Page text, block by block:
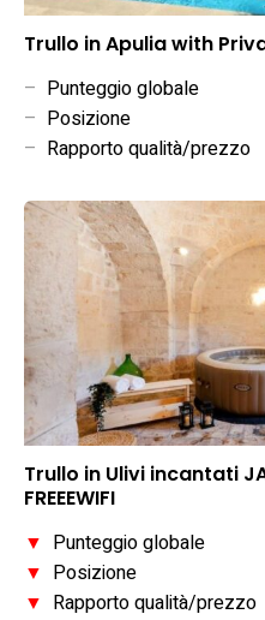
Trullo in Apulia with
– Punteggio globale
– Posizione
– Rapporto qualità/prezzo
Trullo in Ulivi incantati
FREEEWIFI
▼ Punteggio globale
▼ Posizione
▼ Rapporto qualità/prezzo